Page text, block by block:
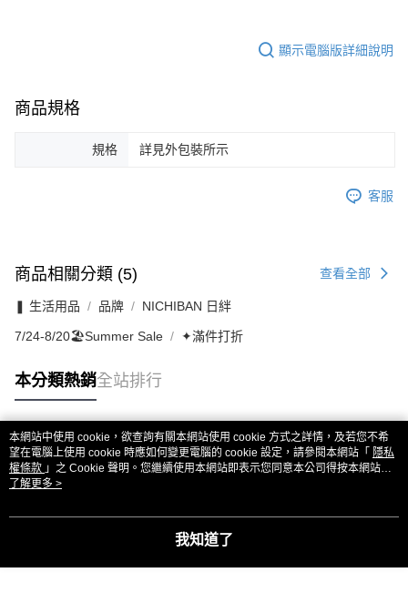
顯示電腦版詳細說明
商品規格
規格 詳見外包裝所示
客服
商品相關分類 (5) 查看全部
❚ 生活用品 品牌 NICHIBAN 日絆
7/24-8/20🏖️Summer Sale ✦滿件打折
本分類熱銷全站排行
熱門標籤
本網站中使用 cookie，欲查詢有關本網站使用 cookie 方式之詳情，及若您不希
望在電腦上使用 cookie 時應如何變更電腦的 cookie 設定，請參閱本網站「 隱私
權條款 」之 Cookie 聲明。您繼續使用本網站即表示您同意本公司得按本網站使
用條款之 Cookie 聲明使用 cookie。
了解更多 >
我知道了